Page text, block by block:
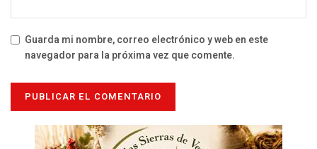
Guarda mi nombre, correo electrónico y web en este
navegador para la próxima vez que comente.